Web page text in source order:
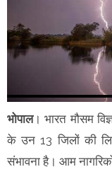
भोपाल। भारत मौसम
के उन 13 जिलों की
संभावना है। आम